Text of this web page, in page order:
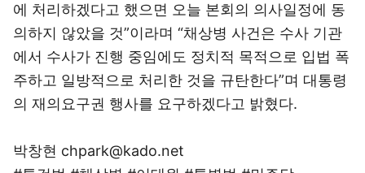
에 처리하겠다고 했으면 오늘 본회의 의사일정에 동
의하지 않았을 것”이라며 “채상병 사건은 수사 기관
에서 수사가 진행 중임에도 정치적 목적으로 입법 폭
주하고 일방적으로 처리한 것을 규탄한다”며 대통령
의 재의요구권 행사를 요구하겠다고 밝혔다.
박창현 chpark@kado.net